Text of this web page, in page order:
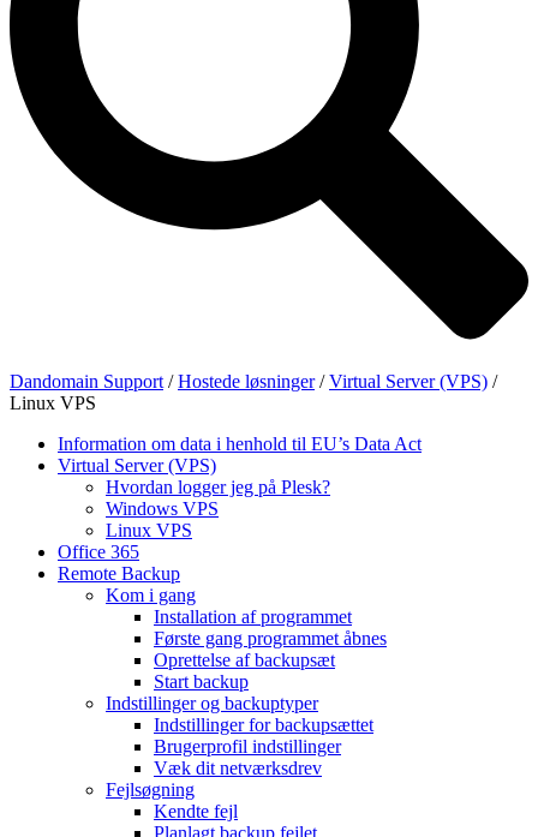
Dandomain Support /Hostede løsninger/Virtual Server (VPS) /
Linux VPS
Information om data i henhold til EU’s Data Act
Virtual Server (VPS)
Hvordan logger jeg på Plesk?
Windows VPS
Linux VPS
Office 365
Remote Backup
Kom i gang
Installation af programmet
Første gang programmet åbnes
Oprettelse af backupsæt
Start backup
Indstillinger og backuptyper
Indstillinger for backupsættet
Brugerprofil indstillinger
Væk dit netværksdrev
Fejlsøgning
Kendte fejl
Planlagt backup fejlet